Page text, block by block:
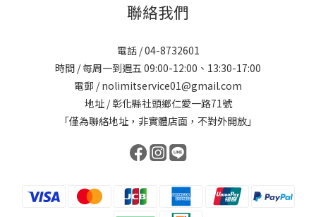
聯絡我們
電話 / 04-8732601
時間 / 每周一到週五 09:00-12:00、13:30-17:00
電郵 / nolimitservice01@gmail.com
地址 / 彰化縣社頭鄉仁愛一路71號
「僅為聯絡地址，非實體店面，不對外開放」